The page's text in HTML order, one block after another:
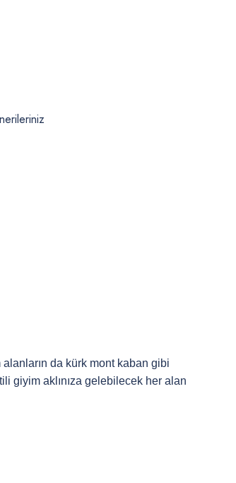
da kürk mont kaban gibi
giyim aklınıza gelebilecek her alan